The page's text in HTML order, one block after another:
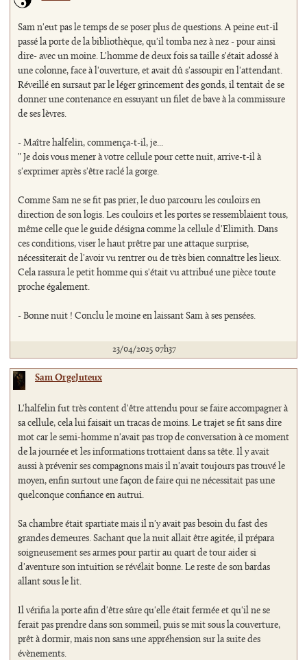
Sam n'eut pas le temps de se poser plus de questions. A peine eut-il
passé la porte de la bibliothèque, qu'il tomba nez à nez - pour ainsi
dire- avec un moine. L'homme de deux fois sa taille s'était adossé à
une colonne, face à l'ouverture, et avait dû s'assoupir en l'attendant.
Réveillé en sursaut par le léger grincement des gonds, il tentait de se
donner une contenance en essuyant un filet de bave à la commissure
de ses lèvres.
- Maître halfelin, commença-t-il, je...
" Je dois vous mener à votre cellule pour cette nuit, arrive-t-il à
s'exprimer après s'être raclé la gorge.
Comme Sam ne se fit pas prier, le duo parcouru les couloirs en
direction de son logis. Les couloirs et les portes se ressemblaient tous,
même celle que le guide désigna comme la cellule d'Elimith. Dans
ces conditions, viser le haut prêtre par une attaque surprise,
nécessiterait de l'avoir vu rentrer ou de très bien connaître les lieux.
Cela rassura le petit homme qui s'était vu attribué une pièce toute
proche également.
- Bonne nuit ! Conclu le moine en laissant Sam à ses pensées.
23/04/2025 07h37
Sam OrgeJuteux
L'halfelin fut très content d'être attendu pour se faire accompagner à
sa cellule, cela lui faisait un tracas de moins. Le trajet se fit sans dire
mot car le semi-homme n'avait pas trop de conversation à ce moment
de la journée et les informations trottaient dans sa tête. Il y avait
aussi à prévenir ses compagnons mais il n'avait toujours pas trouvé le
moyen, enfin surtout une façon de faire qui ne nécessitait pas une
quelconque confiance en autrui.
Sa chambre était spartiate mais il n'y avait pas besoin du fast des
grandes demeures. Sachant que la nuit allait être agitée, il prépara
soigneusement ses armes pour partir au quart de tour aider si
d'aventure son intuition se révélait bonne. Le reste de son bardas
allant sous le lit.
Il vérifia la porte afin d'être sûre qu'elle était fermée et qu'il ne se
ferait pas prendre dans son sommeil, puis se mit sous la couverture,
prêt à dormir, mais non sans une appréhension sur la suite des
évènements.